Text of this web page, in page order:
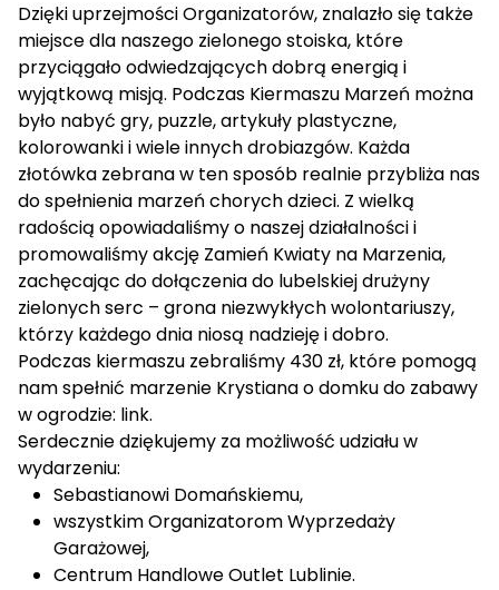
Dzięki uprzejmości Organizatorów, znalazło się także
miejsce dla naszego zielonego stoiska, które
przyciągało odwiedzających dobrą energią i
wyjątkową misją. Podczas Kiermaszu Marzeń można
było nabyć gry, puzzle, artykuły plastyczne,
kolorowanki i wiele innych drobiazgów. Każda
złotówka zebrana w ten sposób realnie przybliża nas
do spełnienia marzeń chorych dzieci. Z wielką
radością opowiadaliśmy o naszej działalności i
promowaliśmy akcję Zamień Kwiaty na Marzenia,
zachęcając do dołączenia do lubelskiej drużyny
zielonych serc – grona niezwykłych wolontariuszy,
którzy każdego dnia niosą nadzieję i dobro.
Podczas kiermaszu zebraliśmy 430 zł, które pomogą
nam spełnić marzenie Krystiana o domku do zabawy
w ogrodzie: link.
Serdecznie dziękujemy za możliwość udziału w
wydarzeniu:
Sebastianowi Domańskiemu,
wszystkim Organizatorom Wyprzedaży
Garażowej,
Centrum Handlowe Outlet Lublinie.